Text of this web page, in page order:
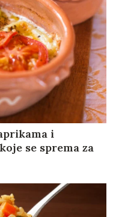
i
se sprema za